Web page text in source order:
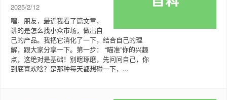
2025/2/12
嘿，朋友，最近我看了篇文章，
讲的是怎么找小众市场，做出自
己的产品。我把它消化了一下，结合自己的理
解，跟大家分享一下。第一步： “瞄准”你的兴趣
点，这绝对是基础！别瞎琢磨，先问问自己，你
到底喜欢啥？是那种每天都想碰一下，...